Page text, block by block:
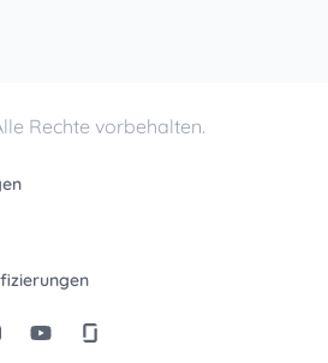
Rechte vorbehalten.